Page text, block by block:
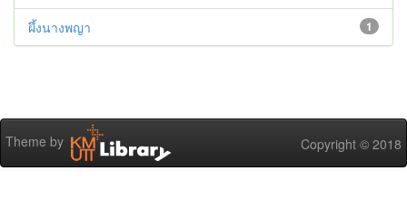
1
ผึ้งนางพญา
Theme by Copyright © 2018